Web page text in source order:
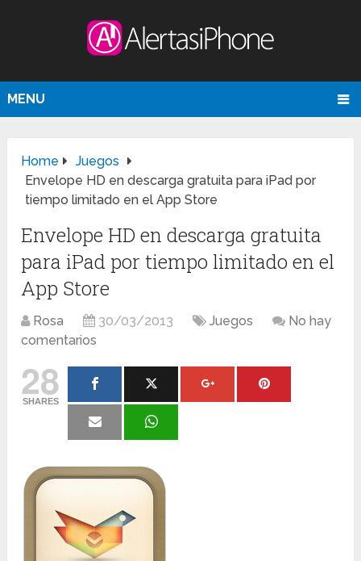
MENU
Home
Juegos
Envelope HD en descarga gratuita para iPad por
tiempo limitado en el App Store
Envelope HD en descarga gratuita
para iPad por tiempo limitado en el
App Store
Rosa 30/03/2013 Juegos
No hay
comentarios
28
SHARES